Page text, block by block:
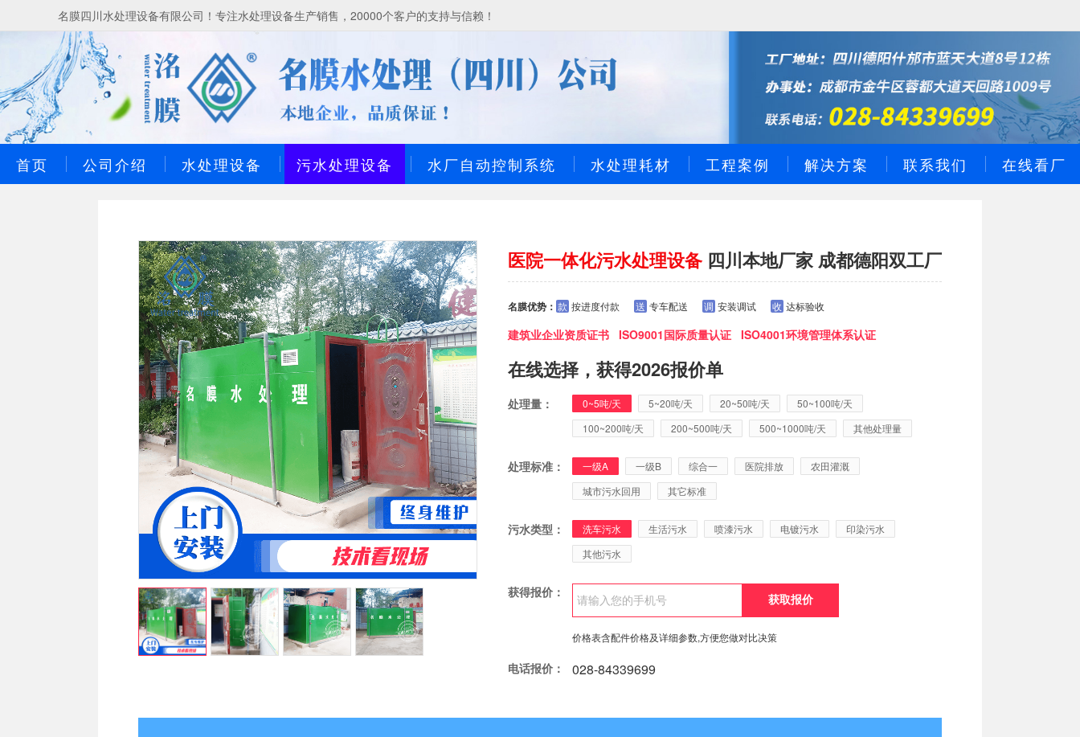
名膜四川水处理设备有限公司！专注水处理设备生产销售，20000个客户的支持与信赖！
首页 公司介绍 水处理设备 污水处理设备 水厂自动控制系统 水处理耗材 工程案例 解决方案 联系我们 在线看厂
医院一体化污水处理设备 四川本地厂家 成都德阳双工厂
名膜优势： 款 按进度付款 送 专车配送 调 安装调试 收 达标验收
建筑业企业资质证书 ISO9001国际质量认证 ISO4001环境管理体系认证
在线选择，获得2026报价单
处理量： 0~5吨/天 5~20吨/天 20~50吨/天
50~100吨/天
100~200吨/天
200~500吨/天 500~1000吨/天 其他处理量
处理标准： 一级A 一级B 综合一 医院排放
农田灌溉
城市污水回用
其它标准
污水类型： 洗车污水 生活污水 喷漆污水 电镀污水
印染污水
其他污水
获得报价：
价格表含配件价格及详细参数,方便您做对比决策
电话报价： 028-84339699